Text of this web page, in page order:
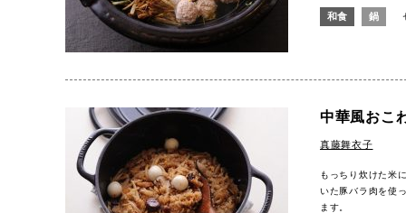
和食 鍋
中華風おこ
真藤舞衣子
もっちり炊けた米
いた豚バラ肉を使
ます。